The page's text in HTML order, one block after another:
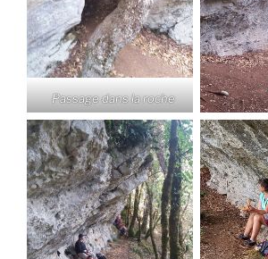
Passage dans la roche